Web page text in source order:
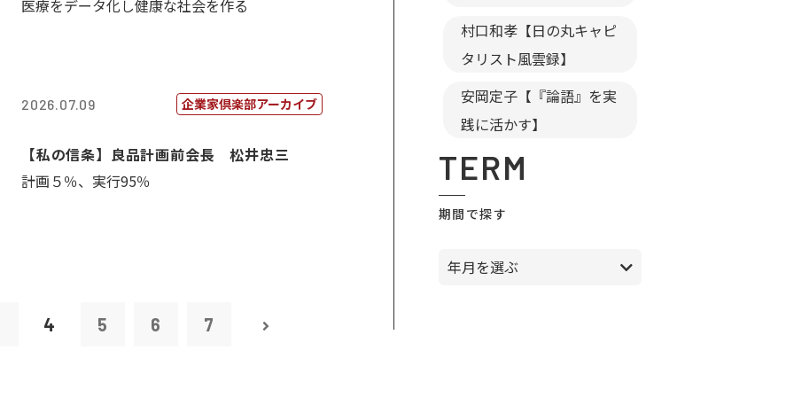
医療をデータ化し健康な社会を作る
2026.07.09 企業家倶楽部アーカイブ
【私の信条】良品計画前会長 松井忠三
計画５％、実行95％
4 5 6 7
村口和孝【日の丸キャピ
タリスト風雲録】
安岡定子【『論語』を実
践に活かす】
TERM
期間で探す
年月を選ぶ